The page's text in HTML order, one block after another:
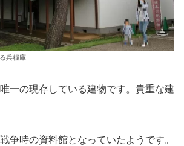
兵糧庫
一の現存している建物です。貴重な建
争時の資料館となっていたようです。